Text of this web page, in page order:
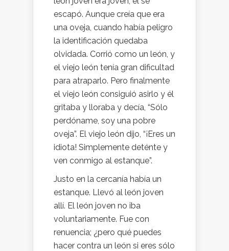
escapó. Aunque creía que era
una oveja, cuando había peligro
la identificación quedaba
olvidada. Corrió como un león, y
el viejo león tenía gran dificultad
para atraparlo. Pero finalmente
el viejo león consiguió asirlo y él
gritaba y lloraba y decía, “Sólo
perdóname, soy una pobre
oveja”. El viejo león dijo, “¡Eres un
idiota! Simplemente deténte y
ven conmigo al estanque”.
Justo en la cercanía había un
estanque. Llevó al león joven
allí. El león joven no iba
voluntariamente. Fue con
renuencia; ¿pero qué puedes
hacer contra un león si eres sólo